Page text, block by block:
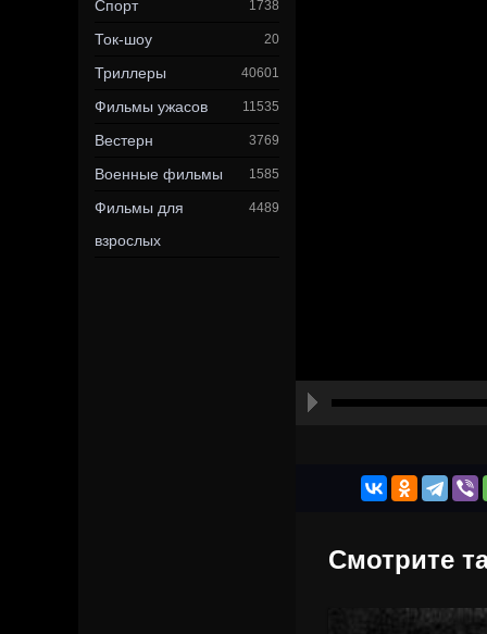
Спорт 1738
Ток-шоу 20
Триллеры 40601
Фильмы ужасов 11535
Вестерн 3769
Военные фильмы 1585
Фильмы для
взрослых
4489
Смотрите